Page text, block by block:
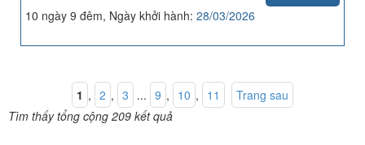
10 ngày 9 đêm, Ngày khởi hành: 28/03/2026
1 , 2 , 3 ... 9 , 10 , 11
Trang sau
Tìm thấy tổng cộng 209 kết quả